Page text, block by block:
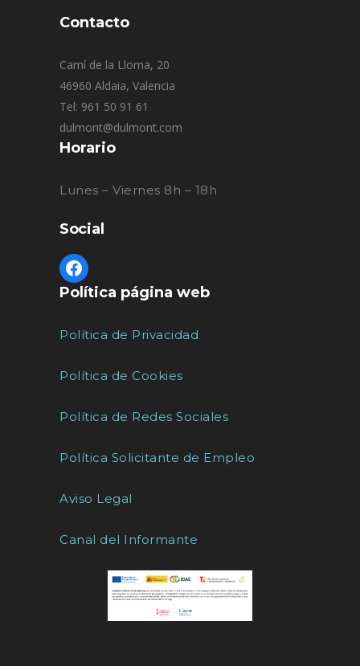
Contacto
Camí de la Lloma, 20
46960 Aldaia, Valencia
Tel: 961 50 91 61
dulmont@dulmont.com
Horario
Lunes – Viernes 8h – 18h
Social
Política página web
Política de Privacidad
Política de Cookies
Política de Redes Sociales
Política Solicitante de Empleo
Aviso Legal
Canal del Informante